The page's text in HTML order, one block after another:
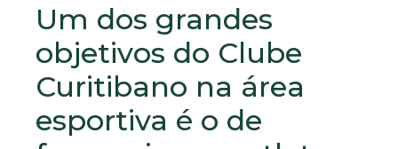
Um dos grandes
objetivos do Clube
Curitibano na área
esportiva é o de